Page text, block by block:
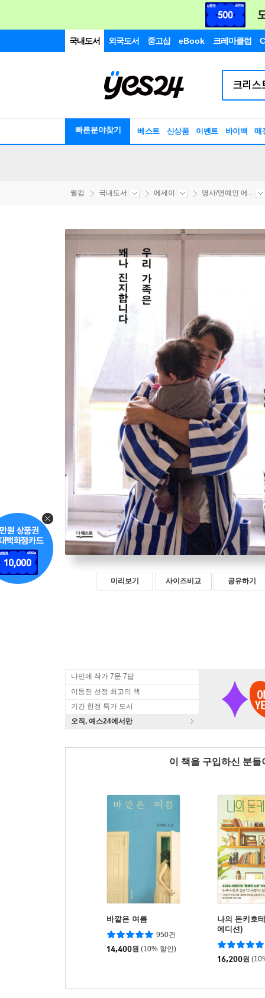
국내도서 외국도서 중고샵 eBook 크레마클럽
빠른분야찾기 베스트 신상품 이벤트 바이백 매
웰컴 국내도서 에세이 명사/연예인 에...
미리보기 사이즈비교 공유하기
나민애 작가 7문 7답
이동진 선정 최고의 책
기간 한정 특가 도서
오직, 예스24에서만
이 책을 구입하신 분
바깥은 여름
950건
14,400원 (10% 할인)
나의 돈키호
에디션)
16,200원